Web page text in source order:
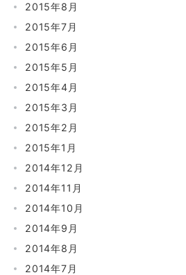
2015年8月
2015年7月
2015年6月
2015年5月
2015年4月
2015年3月
2015年2月
2015年1月
2014年12月
2014年11月
2014年10月
2014年9月
2014年8月
2014年7月